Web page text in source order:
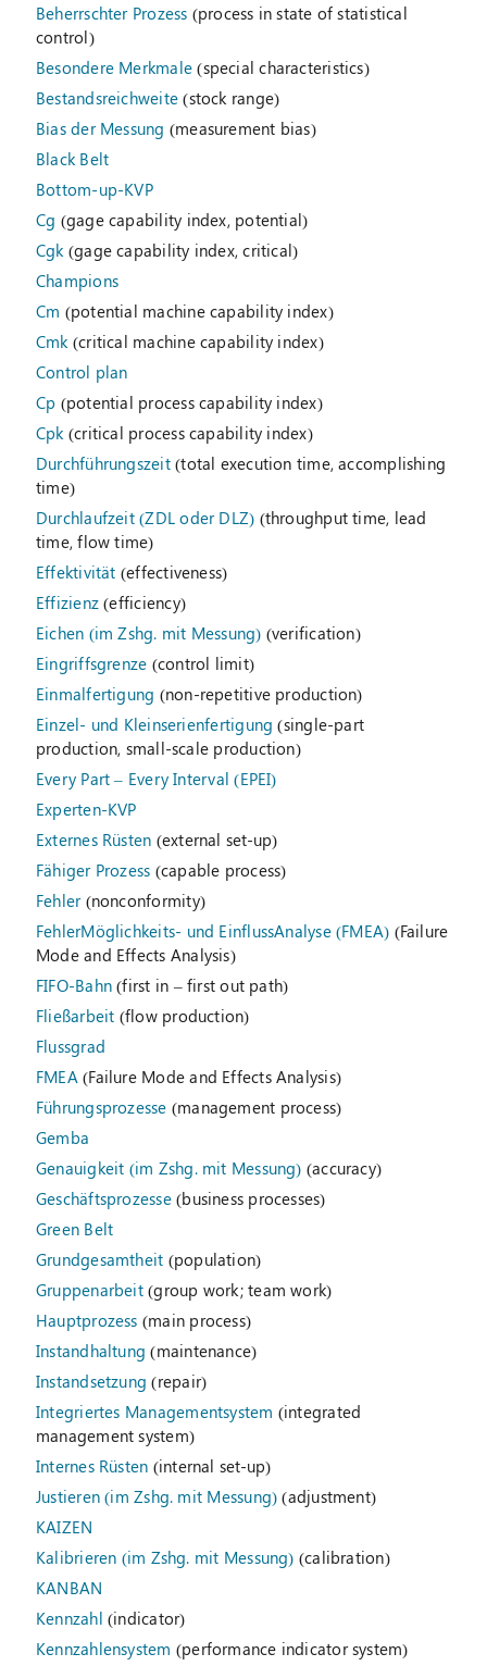
Beherrschter Prozess (process in state of statistical
control)
Besondere Merkmale (special characteristics)
Bestandsreichweite (stock range)
Bias der Messung (measurement bias)
Black Belt
Bottom-up-KVP
Cg (gage capability index, potential)
Cgk(gage capability index, critical)
Champions
Cm (potential machine capability index)
Cmk(critical machine capability index)
Control plan
Cp (potential process capability index)
Cpk(critical process capability index)
Durchführungszeit(total execution time, accomplishing
time)
Durchlaufzeit (ZDL oder DLZ) (throughput time, lead
time, flow time)
Effektivität (effectiveness)
Effizienz (efficiency)
Eichen (im Zshg. mit Messung) (verification)
Eingriffsgrenze (control limit)
Einmalfertigung (non-repetitive production)
Einzel- und Kleinserienfertigung (single-part
production, small-scale production)
Every Part – Every Interval (EPEI)
Experten-KVP
Externes Rüsten (external set-up)
Fähiger Prozess (capable process)
Fehler(nonconformity)
FehlerMöglichkeits- und EinflussAnalyse (FMEA) (Failure
Mode and Effects Analysis)
FIFO-Bahn (first in – first out path)
Fließarbeit (flow production)
Flussgrad
FMEA(Failure Mode and Effects Analysis)
Führungsprozesse (management process)
Gemba
Genauigkeit (im Zshg. mit Messung) (accuracy)
Geschäftsprozesse(business processes)
Green Belt
Grundgesamtheit (population)
Gruppenarbeit(group work; team work)
Hauptprozess (main process)
Instandhaltung (maintenance)
Instandsetzung (repair)
Integriertes Managementsystem (integrated
management system)
Internes Rüsten (internal set-up)
Justieren (im Zshg. mit Messung) (adjustment)
KAIZEN
Kalibrieren (im Zshg. mit Messung) (calibration)
KANBAN
Kennzahl (indicator)
Kennzahlensystem (performance indicator system)